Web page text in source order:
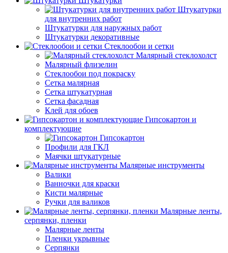
Штукатурки
для внутренних работ
Штукатурки для наружных работ
Штукатурки декоративные
Стеклообои и сетки
Малярный стеклохолст
Малярный флизелин
Стеклообои под покраску
Сетка малярная
Сетка штукатурная
Сетка фасадная
Клей для обоев
Гипсокартон и
комплектующие
Гипсокартон
Профили для ГКЛ
Маячки штукатурные
Малярные инструменты
Валики
Ванночки для краски
Кисти малярные
Ручки для валиков
Малярные ленты,
серпянки, пленки
Малярные ленты
Пленки укрывные
Серпянки